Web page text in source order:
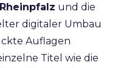
Rheinpfalz und die
digitaler Umbau
Auflagen
Titel wie die